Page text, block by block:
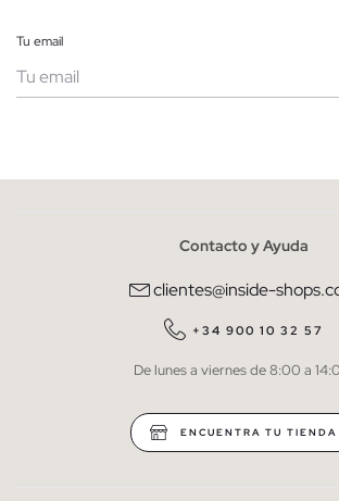
Tu email
He leído y entiendo lapolítica de privacidad
QUIERO SUSCRIBIRME
* Puedes cancelar la suscripción en cualquier
Contacto y Ayuda
clientes@inside-
+34 900 10 32 57
De lunes a viernes de 8:00 a
ENCUENTRA TU TIENDA